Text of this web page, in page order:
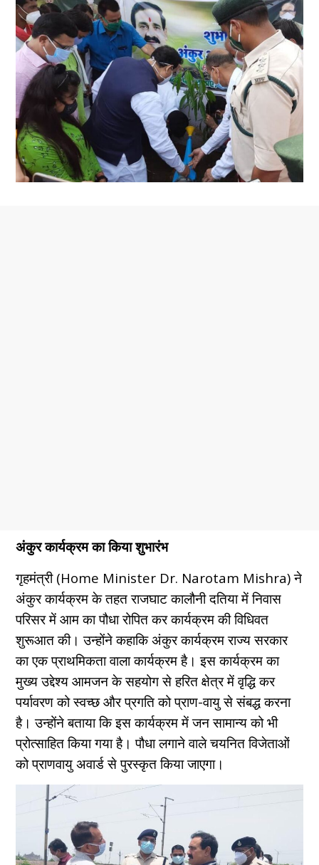
अंकुर कार्यक्रम का किया शुभारंभ
गृहमंत्री (Home Minister Dr. Narotam Mishra) ने
अंकुर कार्यक्रम के तहत राजघाट कालौनी दतिया में निवास
परिसर में आम का पौधा रोपित कर कार्यक्रम की विधिवत
शुरूआत की। उन्होंने कहाकि अंकुर कार्यक्रम राज्य सरकार
का एक प्राथमिकता वाला कार्यक्रम है। इस कार्यक्रम का
मुख्य उद्देश्य आमजन के सहयोग से हरित क्षेत्र में वृद्धि कर
पर्यावरण को स्वच्छ और प्रगति को प्राण-वायु से संबद्ध करना
है। उन्होंने बताया कि इस कार्यक्रम में जन सामान्य को भी
प्रोत्साहित किया गया है। पौधा लगाने वाले चयनित विजेताओं
को प्राणवायु अवार्ड से पुरस्कृत किया जाएगा।